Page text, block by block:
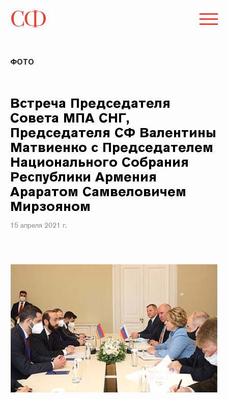
ФОТО
Встреча Председателя
Совета МПА СНГ,
Председателя СФ Валентины
Матвиенко с Председателем
Национального Собрания
Республики Армения
Араратом Самвеловичем
Мирзояном
15 апреля 2021 г.